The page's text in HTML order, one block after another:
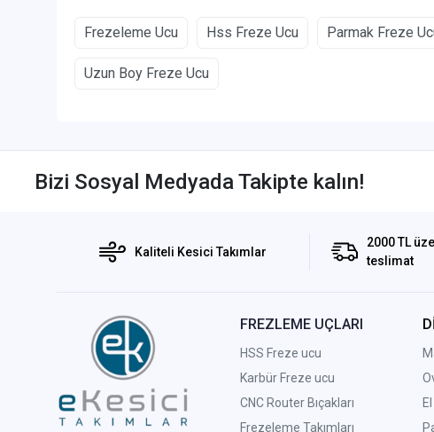
Frezeleme Ucu Hss Freze Ucu Parmak Freze
Uzun Boy Freze Ucu
Bizi Sosyal Medyada Takipte kalın!
Kaliteli Kesici Takımlar
2000 TL
teslimat
FREZLEME UÇLARI
HSS Freze ucu
Karbür Freze ucu
CNC Router Bıçakları
Frezeleme Takımları